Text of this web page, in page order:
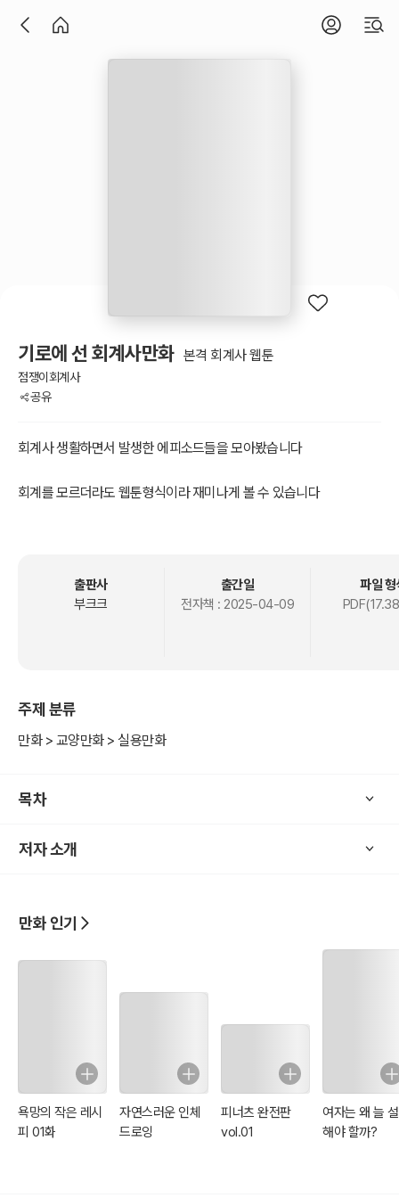
기로에 선 회계사만화 본격 회계사 웹툰
점쟁이회계사
공유
회계사 생활하면서 발생한 에피소드들을 모아봤습니다
회계를 모르더라도 웹툰형식이라 재미나게 볼 수 있습니다
출판사
부크크
출간일
전자책 : 2025-04-09
파일 형
주제 분류
만화 > 교양만화 > 실용만화
목차
저자 소개
만화 인기
욕망의 작은 레시
피 01화
자연스러운 인체
드로잉
피너츠 완전판
vol.01
여자는 왜 늘
해야 할까?